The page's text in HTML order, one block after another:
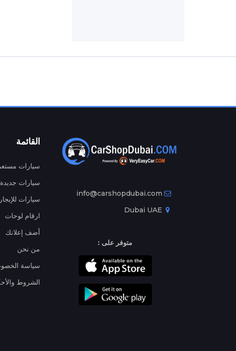
info@carshopdubai.com
متوفر على :
القائمة
سيارات
سيارات جديدة
سيارات للإيجار
ارقام لوحات
أضف إعلانك
من نحن
سياسة
الشروط